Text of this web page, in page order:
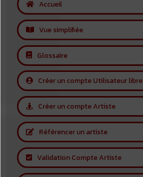
Accueil
Vue simplifiée
Glossaire
Créer un compte Utilisateur libre
Créer un compte Artiste
Référencer un artiste
Validation Compte Artiste